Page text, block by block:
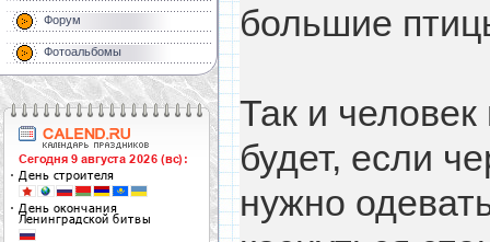
Форум
Фотоальбомы
большие
Так и
будет, если
нужно